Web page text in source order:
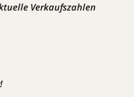
Verkaufszahlen